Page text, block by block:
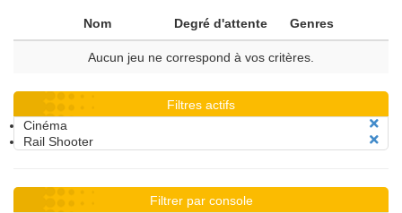
Nom Degré d'attente Genres
Aucun jeu ne correspond à vos critères.
Filtres actifs
Cinéma
Rail Shooter
Filtrer par console